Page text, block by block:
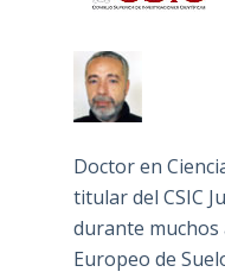
Doctor en
titular del CSIC
durante muchos
Europeo de